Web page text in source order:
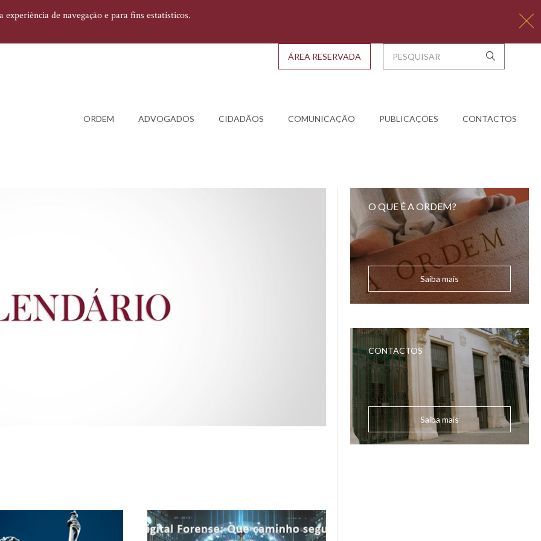
de navegação e para fins estatísticos.
ORDEM ADVOGADOS CIDADÃOS COMUNICAÇÃO PUBLICAÇÕES CONTACTOS
ÁREA RESERVADA
O QUE É A ORDEM?
Saiba mais
CONTACTOS
Saiba mais